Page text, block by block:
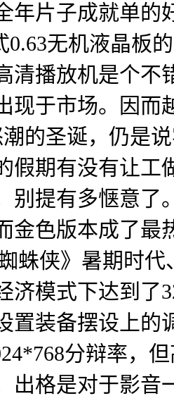
片子成就单的
无机液晶板
播放机是个不
现于市场。因
的圣诞，仍是
期有没有让工
提有多惬意了
色版本成了最
蛛侠》暑期时
模式下达到了
置装备摆设上
分辩率，
出格是对于影